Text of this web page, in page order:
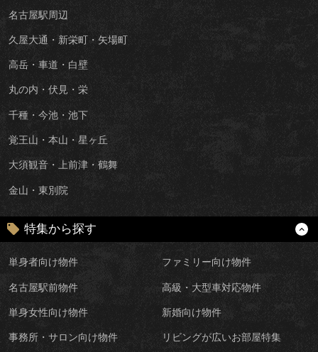
名古屋駅周辺
久屋大通・新栄町・矢場町
高岳・車道・白壁
丸の内・伏見・栄
千種・今池・池下
覚王山・本山・星ヶ丘
大須観音・上前津・鶴舞
金山・東別院
特集から探す
単身者向け物件 ファミリー向け物件
名古屋駅前物件 高級・大型車対応物件
単身女性向け物件 新婚向け物件
事務所・サロン向け物件 リビングが広いお部屋特集